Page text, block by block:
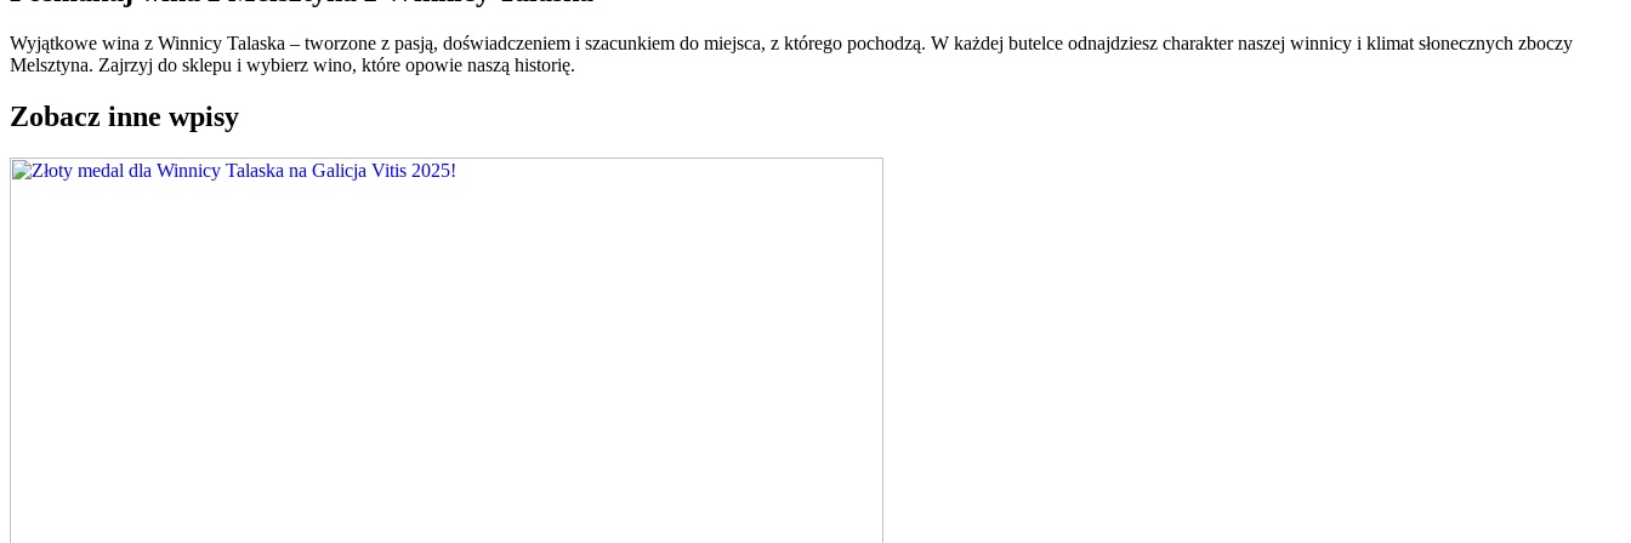
Wyjątkowe wina z Winnicy Talaska – tworzone z pasją, doświadczeniem i szacunkiem do miejsca, z którego pochodzą. W każdej butelce odnajdziesz charakter naszej winnicy i klimat słonecznych zboczy
Melsztyna. Zajrzyj do sklepu i wybierz wino, które opowie naszą historię.
Zobacz inne wpisy